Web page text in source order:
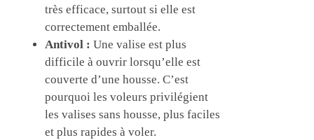
très efficace, surtout si elle est
correctement emballée.
Antivol : Une valise est plus
difficile à ouvrir lorsqu’elle est
couverte d’une housse. C’est
pourquoi les voleurs privilégient
les valises sans housse, plus faciles
et plus rapides à voler.